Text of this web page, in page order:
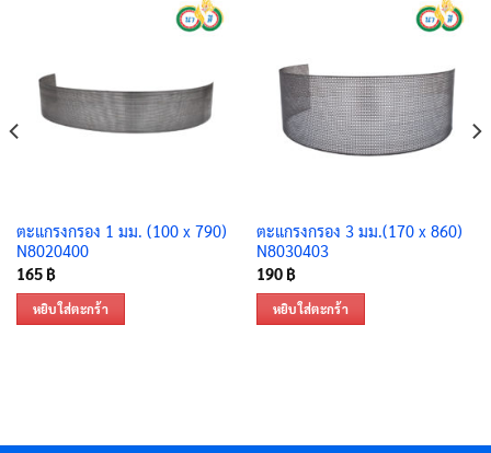
ตะแกรงกรอง 1 มม. (100 x 790)
N8020400
165 ฿
หยิบใส่ตะกร้า
ตะแกรงกรอง 3 มม.(170 x 860)
N8030403
190 ฿
หยิบใส่ตะกร้า